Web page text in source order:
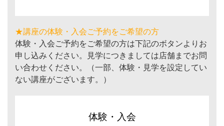
★講座の体験・入会ご予約をご希望の方
体験・入会ご予約をご希望の方は下記のボタンよりお
申し込みください。見学につきましては店舗までお問
い合わせください。（一部、体験・見学を設定してい
ない講座がございます。）
体験・入会